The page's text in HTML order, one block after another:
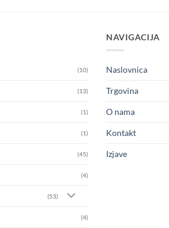
(10)
(13)
(1)
(1)
(45)
(4)
(53)
(4)
NAVIGACIJA
Naslovnica
Trgovina
O nama
Kontakt
Izjave